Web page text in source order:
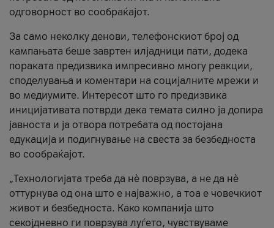
одговорност во сообраќајот.
За само неколку денови, телефонскиот број од
кампањата беше завртен илјадници пати, додека
пораката предизвика импресивно многу реакции,
споделувања и коментари на социјалните мрежи и
во медиумите. Интересот што го предизвика
иницијативата потврди дека темата силно ја допира
јавноста и ја отвора потребата од постојана
едукација и подигнување на свеста за безбедноста
во сообраќајот.
„Технологијата треба да нè поврзува, а не да нè
оттурнува од она што е најважно, а тоа е човечкиот
живот и безбедноста. Како компанија што
секојдневно ги поврзува луѓето, чувствуваме